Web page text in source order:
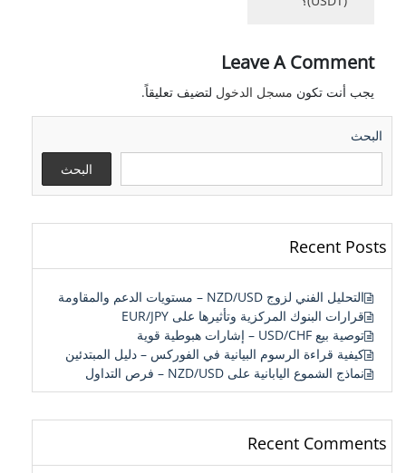
Leave A Comment
يجب أنت تكون مسجل الدخول لتضيف تعليقاً.
البحث
البحث
Recent Posts
التحليل الفني لزوج NZD/USD – مستويات الدعم والمقاومة
قرارات البنوك المركزية وتأثيرها على EUR/JPY
توصية بيع USD/CHF – إشارات هبوطية قوية
كيفية قراءة الرسوم البيانية في الفوركس – دليل المبتدئين
نماذج الشموع اليابانية على NZD/USD – فرص التداول
Recent Comments